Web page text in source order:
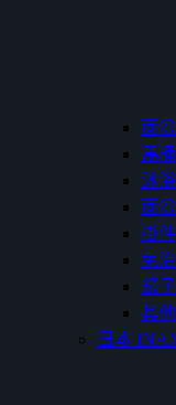
面
馬桶
沐
面
掛件
免
鏡
其他
日本